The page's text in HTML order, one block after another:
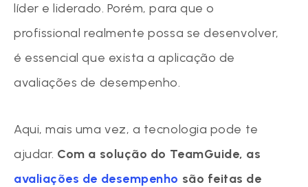
líder e liderado. Porém, para que o
profissional realmente possa se desenvolver,
é essencial que exista a aplicação de
avaliações de desempenho.
Aqui, mais uma vez, a tecnologia pode te
ajudar. Com a solução do TeamGuide, as
avaliações de desempenho são feitas de